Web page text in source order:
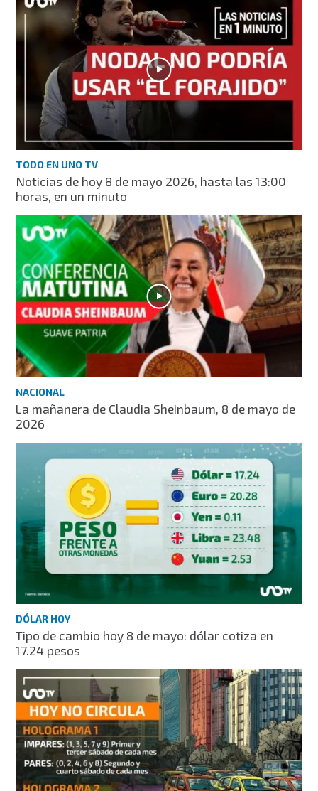
TODO EN UNO TV
Noticias de hoy 8 de mayo 2026, hasta las 13:00
horas, en un minuto
NACIONAL
La mañanera de Claudia Sheinbaum, 8 de mayo de
2026
DÓLAR HOY
Tipo de cambio hoy 8 de mayo: dólar cotiza en
17.24 pesos